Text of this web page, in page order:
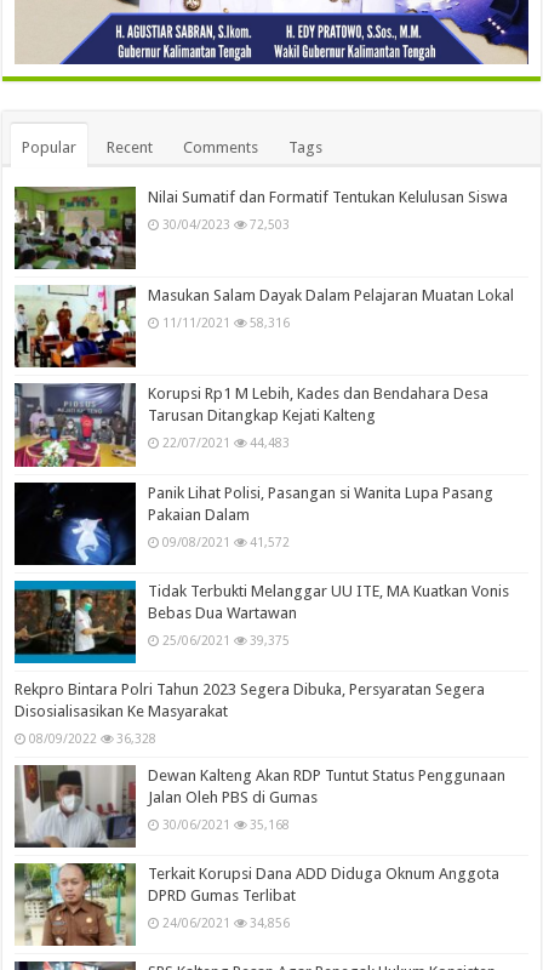
Popular Recent Comments Tags
Nilai Sumatif dan Formatif Tentukan Kelulusan Siswa
30/04/2023 72,503
Masukan Salam Dayak Dalam Pelajaran Muatan Lokal
11/11/2021 58,316
Korupsi Rp1 M Lebih, Kades dan Bendahara Desa
Tarusan Ditangkap Kejati Kalteng
22/07/2021 44,483
Panik Lihat Polisi, Pasangan si Wanita Lupa Pasang
Pakaian Dalam
09/08/2021 41,572
Tidak Terbukti Melanggar UU ITE, MA Kuatkan Vonis
Bebas Dua Wartawan
25/06/2021 39,375
Rekpro Bintara Polri Tahun 2023 Segera Dibuka, Persyaratan Segera
Disosialisasikan Ke Masyarakat
08/09/2022 36,328
Dewan Kalteng Akan RDP Tuntut Status Penggunaan
Jalan Oleh PBS di Gumas
30/06/2021 35,168
Terkait Korupsi Dana ADD Diduga Oknum Anggota
DPRD Gumas Terlibat
24/06/2021 34,856